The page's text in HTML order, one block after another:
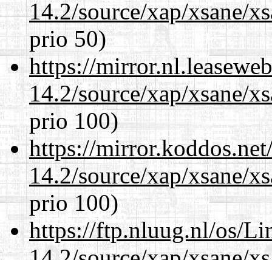
14.2/source/xap/xsane/
prio 50)
https://
14.2/source/xap/xsane/
prio 100)
https://
14.2/source/xap/xsane/
prio 100)
https://ftp.nluug.nl/os/